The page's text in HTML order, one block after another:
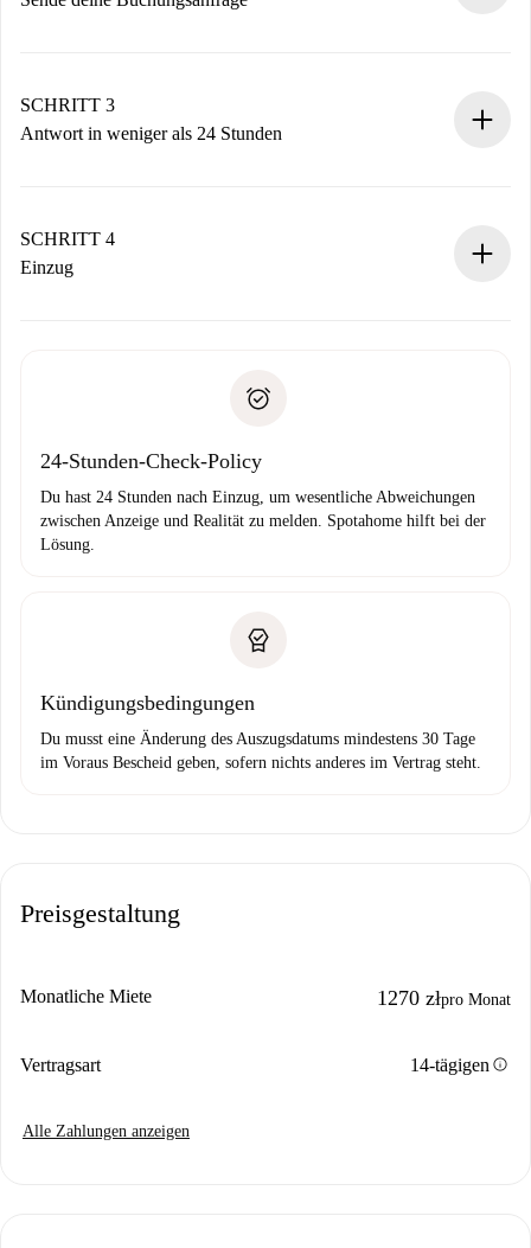
Denk daran, dass wir dich erst belasten, wenn der
Vermieter zustimmt.
SCHRITT 3
Antwort in weniger als 24 Stunden
stellen den Kontakt her.
Wenn der Vermieter ablehnen muss, entstehen keine
SCHRITT 4
Einzug
24-Stunden-Check-Policy
Du hast 24 Stunden nach Einzug, um wesentliche Abweichungen
zwischen Anzeige und Realität zu melden. Spotahome hilft bei der
Lösung.
Kündigungsbedingungen
Du musst eine Änderung des Auszugsdatums mindestens 30 Tage
im Voraus Bescheid geben, sofern nichts anderes im Vertrag steht.
Preisgestaltung
Monatliche Miete 1270 złpro Monat
Vertragsart 14-tägigeninfo
Alle Zahlungen anzeigen